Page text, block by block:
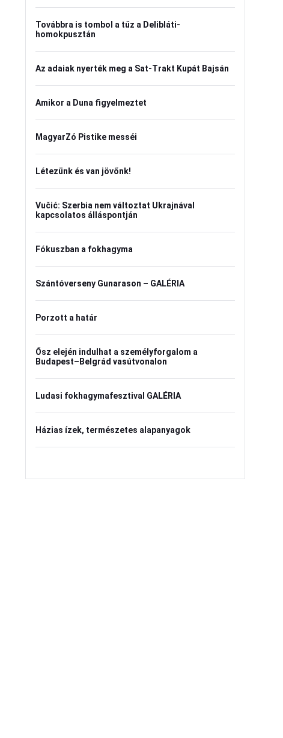
Továbbra is tombol a tűz a Delibláti-
homokpusztán
Az adaiak nyerték meg a Sat-Trakt Kupát Bajsán
Amikor a Duna figyelmeztet
MagyarZó Pistike messéi
Létezünk és van jövőnk!
Vučić: Szerbia nem változtat Ukrajnával
kapcsolatos álláspontján
Fókuszban a fokhagyma
Szántóverseny Gunarason – GALÉRIA
Porzott a határ
Ősz elején indulhat a személyforgalom a
Budapest–Belgrád vasútvonalon
Ludasi fokhagymafesztival GALÉRIA
Házias ízek, természetes alapanyagok